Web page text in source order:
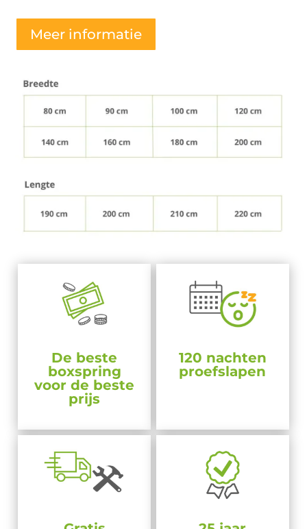
Meer informatie
De beste
boxspring
voor de beste
prijs
120 nachten
proefslapen